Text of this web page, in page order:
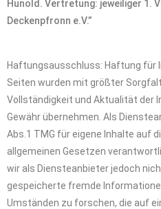
Hunold. Vertretung: jeweiliger 1.
Deckenpfronn e.V.”
Haftungsausschluss: Haftung für
Seiten wurden mit größter
Vollständigkeit und Aktualität der
Gewähr übernehmen. Als
Abs.1 TMG für eigene Inhalte auf
allgemeinen Gesetzen
wir als Diensteanbieter jedoch
gespeicherte fremde
Umständen zu forschen, die auf